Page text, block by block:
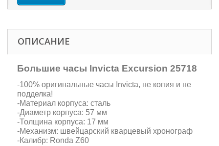
ОПИСАНИЕ
Большие часы Invicta Excursion 25718
-100% оригинальные часы Invicta, не копия и не
подделка!
-Материал корпуса: сталь
-Диаметр корпуса: 57 мм
-Толщина корпуса: 17 мм
-Механизм: швейцарский кварцевый хронограф
-Калибр: Ronda Z60